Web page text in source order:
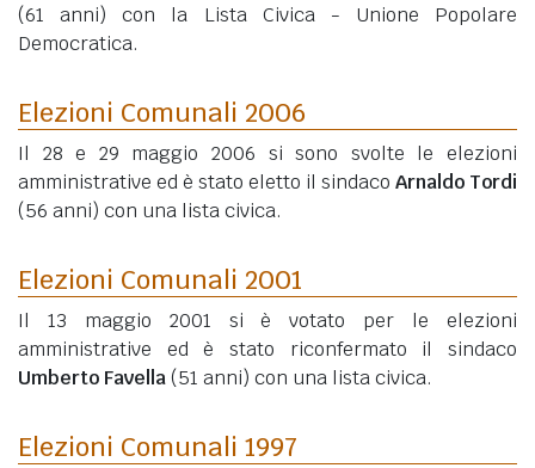
(61 anni) con la Lista Civica - Unione Popolare
Democratica.
Elezioni Comunali 2006
Il 28 e 29 maggio 2006 si sono svolte le elezioni
amministrative ed è stato eletto il sindaco Arnaldo Tordi
(56 anni) con una lista civica.
Elezioni Comunali 2001
Il 13 maggio 2001 si è votato per le elezioni
amministrative ed è stato riconfermato il sindaco
Umberto Favella(51 anni) con una lista civica.
Elezioni Comunali 1997